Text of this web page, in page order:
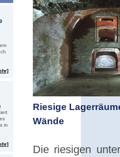
in
Riesige
Die riesigen